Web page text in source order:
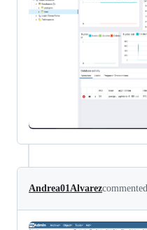
Andrea01Alvarezcommented